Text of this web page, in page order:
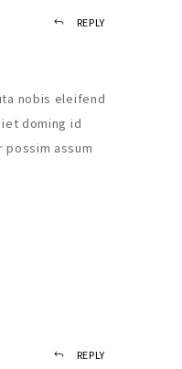
REPLY
nobis eleifend
doming id
assum
REPLY